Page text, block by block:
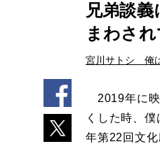
兄弟談
まわされ
宮川サトシ 俺
2019年に映
くした時、
年第22回文